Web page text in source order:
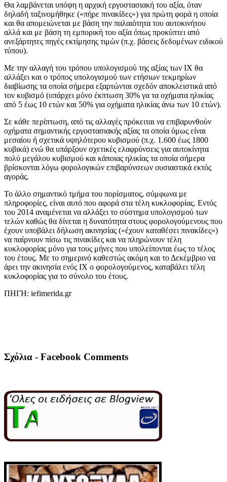
Θα λαμβάνεται υπόψη η αρχική εργοστασιακή του αξία, όταν
δηλαδή ταξινομήθηκε («πήρε πινακίδες») για πρώτη φορά η οποία
και θα απομειώνεται με βάση την παλαιότητα του αυτοκινήτου
αλλά και με βάση τη εμπορική του αξία όπως προκύπτει από
ανεξάρτητες πηγές εκτίμησης τιμών (π.χ. βάσεις δεδομένων ειδικού
τύπου).
Με την αλλαγή του τρόπου υπολογισμού της αξίας των ΙΧ θα
αλλάξει και ο τρόπος υπολογισμού των ετήσιων τεκμηρίων
διαβίωσης τα οποία σήμερα εξαρτώνται σχεδόν αποκλειστικά από
τον κυβισμό (υπάρχει μόνο έκπτωση 30% γα τα οχήματα ηλικίας
από 5 έως 10 ετών και 50% για οχήματα ηλικίας άνω των 10 ετών).
Σε κάθε περίπτωση, από τις αλλαγές πρόκειται να επιβαρυνθούν
οχήματα σημαντικής εργοστασιακής αξίας τα οποία όμως είναι
μεσαίου ή σχετικά υψηλότερου κυβισμού (π.χ. 1.600 έως 1800
κυβικά) ενώ θα υπάρξουν σχετικές ελαφρύνσεις για αυτοκίνητα
πολύ μεγάλου κυβισμού και κάποιας ηλικίας τα οποία σήμερα
βρίσκονται λόγω φορολογικών επιβαρύνσεων ουσιαστικά εκτός
αγοράς.
Το άλλο σημαντικό τμήμα του πορίσματος, σύμφωνα με
πληροφορίες, είναι αυτό που αφορά στα τέλη κυκλοφορίας. Εντός
του 2014 αναμένεται να αλλάξει το σύστημα υπολογισμού των
τελών καθώς θα δίνεται η δυνατότητα στους φορολογούμενους που
έχουν υποβάλει δήλωση ακινησίας («έχουν καταθέσει πινακίδες»)
να παίρνουν πίσω τις πινακίδες και να πληρώνουν τέλη
κυκλοφορίας μόνο για τους μήνες που υπολείπονται έως το τέλος
του έτους. Με το σημερινό καθεστώς ακόμη και το Δεκέμβριο να
άρει την ακινησία ενός ΙΧ ο φορολογούμενος, καταβάλει τέλη
κυκλοφορίας για το σύνολο του έτους.
ΠΗΓΗ: iefimerida.gr
Σχόλια - Facebook Comments